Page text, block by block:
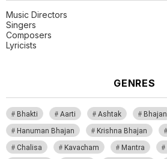
Music Directors
Singers
Composers
Lyricists
GENRES
Bhakti Aarti Ashtak Bhajan
Hanuman Bhajan
Krishna Bhajan
Chalisa
Kavacham Mantra